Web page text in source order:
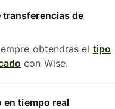
transferencias de
obtendrás el tipo
con Wise.
en tiempo real